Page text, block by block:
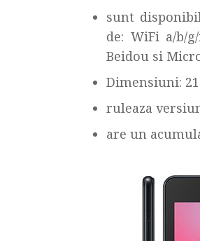
sunt
de: WiFi a/b/
Beidou si
Dimensiuni:
ruleaza
are un